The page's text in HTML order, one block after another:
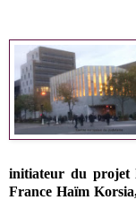
initiateur du projet
France Haïm